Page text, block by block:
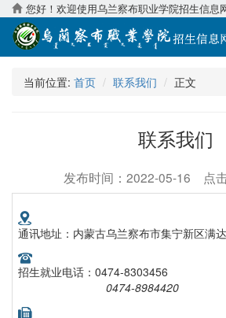
您好！欢迎使用乌兰察布职业学院招生信息
当前位置: 首页 联系我们 正文
联系我们
发布时间：2022-05-16 点
通讯地址：内蒙古乌兰察布市集宁新区满
招生就业电话：0474-8303456
0474-8984420